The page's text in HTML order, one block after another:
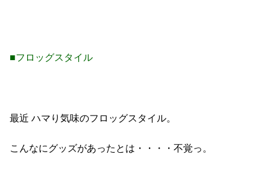
■フロッグスタイル
最近 ハマり気味のフロッグスタイル。
こんなにグッズがあったとは・・・・不覚っ。